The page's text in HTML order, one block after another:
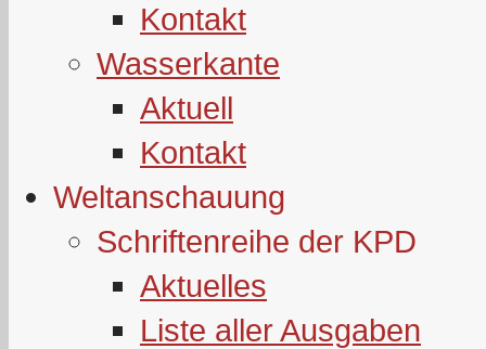
Kontakt
Wasserkante
Aktuell
Kontakt
Weltanschauung
Schriftenreihe der KPD
Aktuelles
Liste aller Ausgaben